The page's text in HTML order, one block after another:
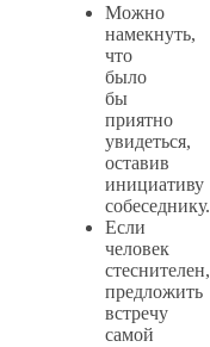
Можно
намекнуть,
что
было
бы
приятно
увидеться,
оставив
инициативу
собеседнику.
Если
человек
стеснителен,
предложить
встречу
самой